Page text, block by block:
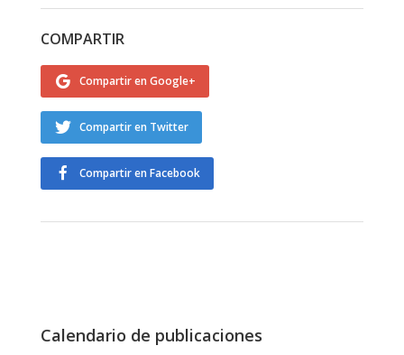
COMPARTIR
Compartir en Google+
Compartir en Twitter
Compartir en Facebook
Calendario de publicaciones